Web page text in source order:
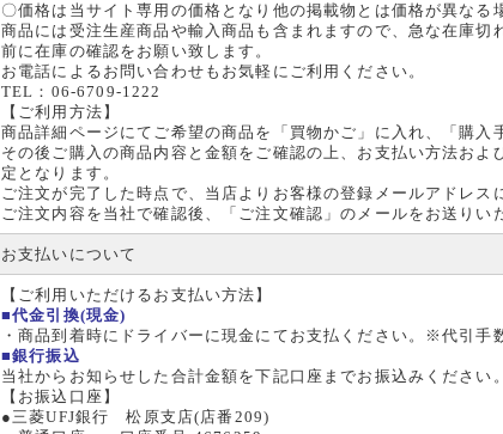
〇価格は当サイト専用の価格となり他の掲載物とは価格が異なる
商品には受注生産商品や輸入商品も含まれますので、急な在庫
前に在庫の確認をお願い致します。
お電話によるお問い合わせもお気軽にご利用ください。
TEL：06-6709-1222
【ご利用方法】
商品詳細ページにてご希望の商品を「買物かご」に入れ、「購入
その後ご購入の商品内容と金額をご確認の上、お支払い方法お
定となります。
ご注文が完了した時点で、当店よりお客様の登録メールアドレス
ご注文内容を当社で確認後、「ご注文確認」のメールをお送り
お支払いについて
【ご利用いただけるお支払い方法】
■代金引換(現金)
・商品到着時にドライバーに現金にてお支払ください。※代引手
■銀行振込
当社からお知らせした合計金額を下記口座までお振込みください
【お振込口座】
●三菱UFJ銀行 松原支店(店番209)